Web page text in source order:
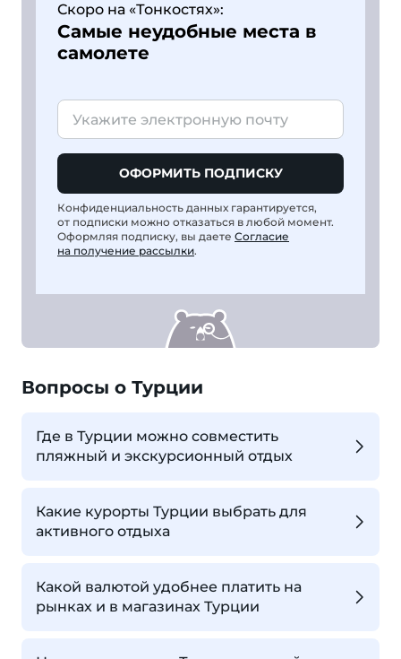
Скоро на «Тонкостях»:
Самые неудобные места в
самолете
ОФОРМИТЬ ПОДПИСКУ
Конфиденциальность данных гарантируется,
от подписки можно отказаться в любой момент.
Оформляя подписку, вы даете Согласие
на получение рассылки.
Вопросы о Турции
Где в Турции можно совместить
пляжный и экскурсионный отдых
Какие курорты Турции выбрать для
активного отдыха
Какой валютой удобнее платить на
рынках и в магазинах Турции